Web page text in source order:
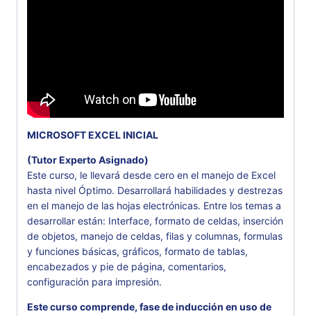
MICROSOFT EXCEL INICIAL
(Tutor Experto Asignado)
Este curso, le llevará desde cero en el manejo de Excel
hasta nivel Óptimo. Desarrollará habilidades y destrezas
en el manejo de las hojas electrónicas. Entre los temas a
desarrollar están: Interface, formato de celdas, inserción
de objetos, manejo de celdas, filas y columnas, formulas
y funciones básicas, gráficos, formato de tablas,
encabezados y pie de página, comentarios,
configuración para impresión.
Este curso comprende, fase de inducción en uso de